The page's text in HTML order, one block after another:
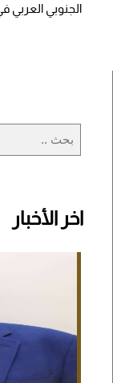
الجنوبي
اخر الأخبار